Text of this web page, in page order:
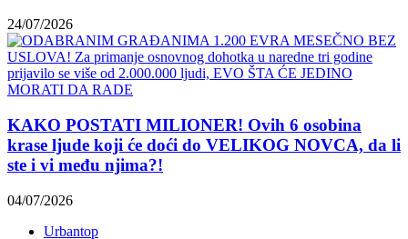
24/07/2026
KAKO POSTATI MILIONER! Ovih 6 osobina
krase ljude koji će doći do VELIKOG NOVCA, da li
ste i vi među njima?!
04/07/2026
Urbantop